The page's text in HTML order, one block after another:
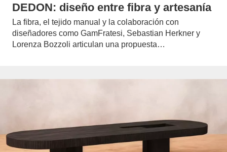
DEDON: diseño entre fibra y artesanía
La fibra, el tejido manual y la colaboración con
diseñadores como GamFratesi, Sebastian Herkner y
Lorenza Bozzoli articulan una propuesta…